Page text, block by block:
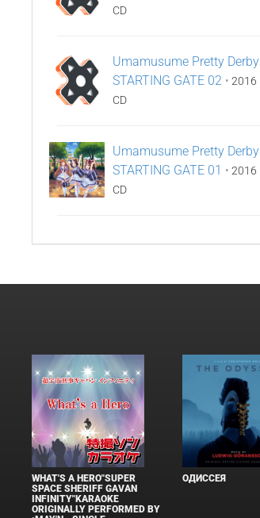
CD
Umamusume Pretty Derby
STARTING GATE 02 • 2016
CD
Umamusume Pretty Derby
STARTING GATE 01 • 2016
CD
WHAT'S A HERO"SUPER
SPACE SHERIFF GAVAN
INFINITY"KARAOKE
ORIGINALLY PERFORMED BY
ОДИССЕЯ